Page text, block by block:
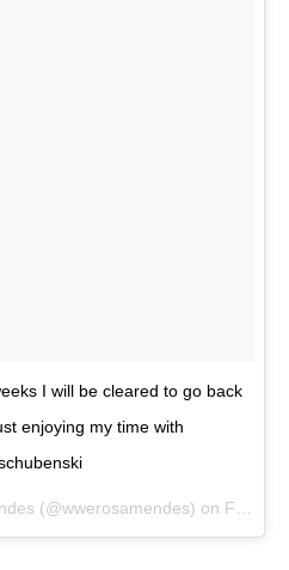
I will be cleared to go back
enjoying my time with
(@wwerosamendes) on Feb 27, 2016 at 11:32am PST